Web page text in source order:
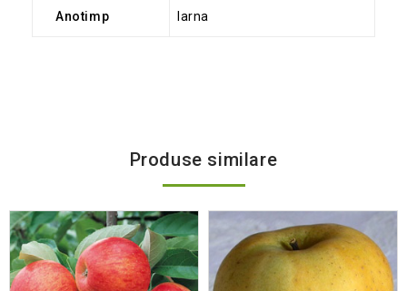
Anotimp Iarna
Produse similare